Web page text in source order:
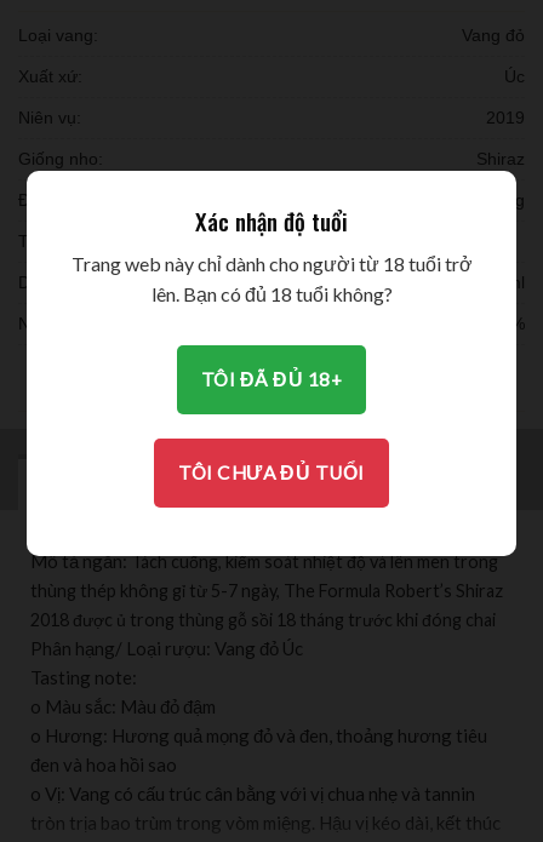
Loại vang: Vang đỏ
Xuất xứ: Úc
Niên vụ: 2019
Giống nho: Shiraz
Đóng chai: 12 chai/ thùng
Thời gian ủ:
Dung tích: 750ml
Nồng độ: 15.9%
THƯỞNG THỨC
BRAND
Mô tả ngắn:Tách cuống, kiểm soát nhiệt độ và lên men trong
thùng thép không gỉ từ 5-7 ngày, The Formula Robert’s Shiraz
2018 được ủ trong thùng gỗ sồi 18 tháng trước khi đóng chai
Phân hạng/ Loại rượu: Vang đỏ Úc
Tasting note:
o Màu sắc: Màu đỏ đậm
o Hương: Hương quả mọng đỏ và đen, thoảng hương tiêu
đen và hoa hồi sao
o Vị: Vang có cấu trúc cân bằng với vị chua nhẹ và tannin
tròn trịa bao trùm trong vòm miệng. Hậu vị kéo dài, kết thúc
Xác nhận độ tuổi
Trang web này chỉ dành cho người từ 18 tuổi trở
lên. Bạn có đủ 18 tuổi không?
TÔI ĐÃ ĐỦ 18+
TÔI CHƯA ĐỦ TUỔI